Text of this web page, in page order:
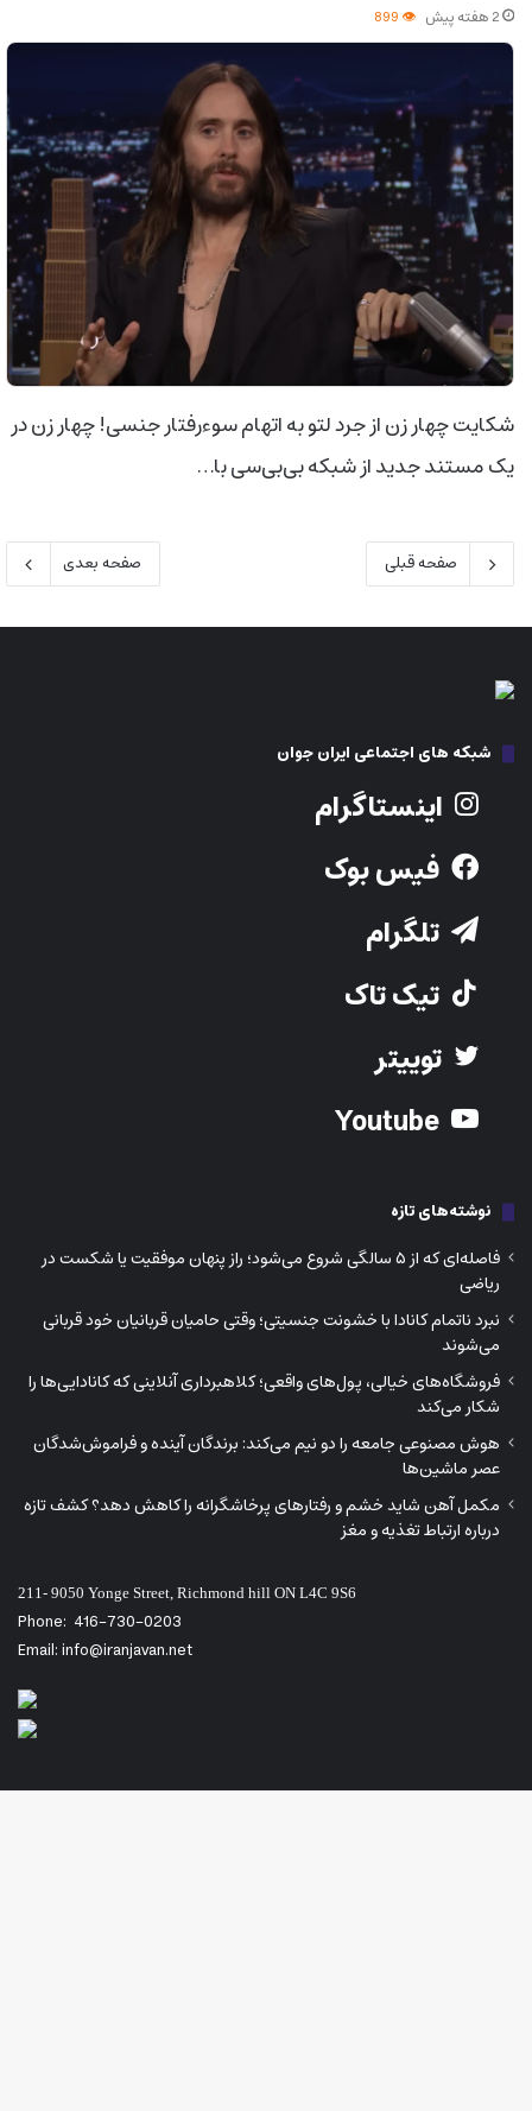
2 هفته پیش
شکایت چهار زن از جرد لتو به اتهام سوءرفتار جنسی! چهار زن در
یک مستند جدید از شبکه بی‌بی‌سی با…
صفحه قبلی صفحه بعدی
شبکه های اجتماعی ایران جوان
اینستاگرام
فیس بوک
تلگرام
تیک تاک
توییتر
نوشته‌های تازه
فاصله‌ای که از ۵ سالگی شروع می‌شود؛ راز پنهان موفقیت یا شکست در
ریاضی
نبرد ناتمام کانادا با خشونت جنسیتی؛ وقتی حامیان قربانیان خود قربانی
می‌شوند
فروشگاه‌های خیالی، پول‌های واقعی؛ کلاهبرداری آنلاینی که کانادایی‌ها را
شکار می‌کند
هوش مصنوعی جامعه را دو نیم می‌کند: برندگان آینده و فراموش‌شدگان
عصر ماشین‌ها
مکمل آهن شاید خشم و رفتارهای پرخاشگرانه را کاهش دهد؟ کشف تازه
درباره ارتباط تغذیه و مغز
211- 9050 Yonge Street, Richmond hill ON L4C 9S6
Phone: 416-730-0203
Email: info@iranjavan.net